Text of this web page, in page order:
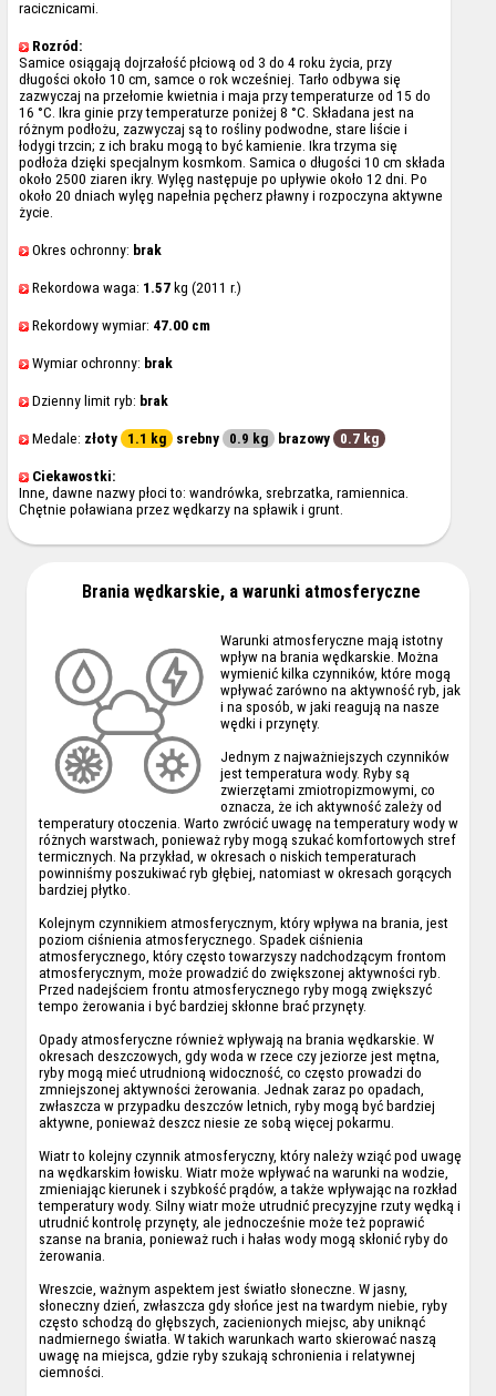
racicznicami.
Rozród:
Samice osiągają dojrzałość płciową od 3 do 4 roku życia, przy
długości około 10 cm, samce o rok wcześniej. Tarło odbywa się
zazwyczaj na przełomie kwietnia i maja przy temperaturze od 15 do
16 °C. Ikra ginie przy temperaturze poniżej 8 °C. Składana jest na
różnym podłożu, zazwyczaj są to rośliny podwodne, stare liście i
łodygi trzcin; z ich braku mogą to być kamienie. Ikra trzyma się
podłoża dzięki specjalnym kosmkom. Samica o długości 10 cm składa
około 2500 ziaren ikry. Wylęg następuje po upływie około 12 dni. Po
około 20 dniach wylęg napełnia pęcherz pławny i rozpoczyna aktywne
życie.
Okres ochronny: brak
Rekordowa waga: 1.57 kg (2011 r.)
Rekordowy wymiar: 47.00 cm
Wymiar ochronny: brak
Dzienny limit ryb: brak
Medale: złoty 1.1 kg srebny 0.9 kg brazowy 0.7 kg
Ciekawostki:
Inne, dawne nazwy płoci to: wandrówka, srebrzatka, ramiennica.
Chętnie poławiana przez wędkarzy na spławik i grunt.
Brania wędkarskie, a warunki atmosferyczne
Warunki atmosferyczne mają istotny
wpływ na brania wędkarskie. Można
wymienić kilka czynników, które mogą
wpływać zarówno na aktywność ryb, jak
i na sposób, w jaki reagują na nasze
wędki i przynęty.
Jednym z najważniejszych czynników
jest temperatura wody. Ryby są
zwierzętami zmiotropizmowymi, co
oznacza, że ich aktywność zależy od
temperatury otoczenia. Warto zwrócić uwagę na temperatury wody w
różnych warstwach, ponieważ ryby mogą szukać komfortowych stref
termicznych. Na przykład, w okresach o niskich temperaturach
powinniśmy poszukiwać ryb głębiej, natomiast w okresach gorących
bardziej płytko.
Kolejnym czynnikiem atmosferycznym, który wpływa na brania, jest
poziom ciśnienia atmosferycznego. Spadek ciśnienia
atmosferycznego, który często towarzyszy nadchodzącym frontom
atmosferycznym, może prowadzić do zwiększonej aktywności ryb.
Przed nadejściem frontu atmosferycznego ryby mogą zwiększyć
tempo żerowania i być bardziej skłonne brać przynęty.
Opady atmosferyczne również wpływają na brania wędkarskie. W
okresach deszczowych, gdy woda w rzece czy jeziorze jest mętna,
ryby mogą mieć utrudnioną widoczność, co często prowadzi do
zmniejszonej aktywności żerowania. Jednak zaraz po opadach,
zwłaszcza w przypadku deszczów letnich, ryby mogą być bardziej
aktywne, ponieważ deszcz niesie ze sobą więcej pokarmu.
Wiatr to kolejny czynnik atmosferyczny, który należy wziąć pod uwagę
na wędkarskim łowisku. Wiatr może wpływać na warunki na wodzie,
zmieniając kierunek i szybkość prądów, a także wpływając na rozkład
temperatury wody. Silny wiatr może utrudnić precyzyjne rzuty wędką i
utrudnić kontrolę przynęty, ale jednocześnie może też poprawić
szanse na brania, ponieważ ruch i hałas wody mogą skłonić ryby do
żerowania.
Wreszcie, ważnym aspektem jest światło słoneczne. W jasny,
słoneczny dzień, zwłaszcza gdy słońce jest na twardym niebie, ryby
często schodzą do głębszych, zacienionych miejsc, aby uniknąć
nadmiernego światła. W takich warunkach warto skierować naszą
uwagę na miejsca, gdzie ryby szukają schronienia i relatywnej
ciemności.